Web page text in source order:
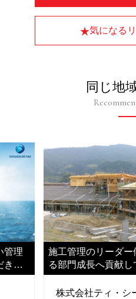
気になる
同じ地
管理
きま
施工管理のリーダ
る部門成長へ貢献
株式会社ティ・シ